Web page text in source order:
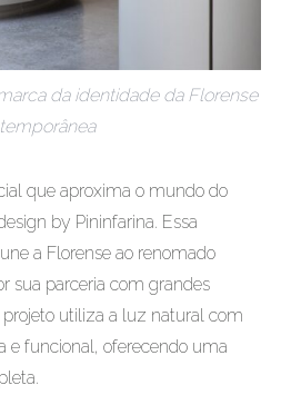
da identidade da Florense
que aproxima o mundo do
by Pininfarina. Essa
a Florense ao renomado
sua parceria com grandes
utiliza a luz natural com
e funcional, oferecendo uma